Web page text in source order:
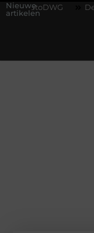
Nieuwe
artikelen
De juiste